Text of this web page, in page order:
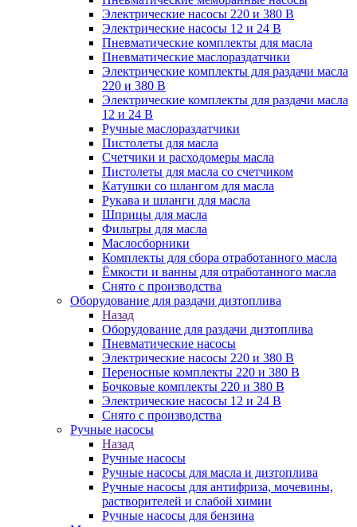
Электрические насосы 220 и 380 В
Электрические насосы 12 и 24 В
Пневматические комплекты для масла
Пневматические маслораздатчики
Электрические комплекты для раздачи масла
220 и 380 В
Электрические комплекты для раздачи масла
12 и 24 В
Ручные маслораздатчики
Пистолеты для масла
Счетчики и расходомеры масла
Пистолеты для масла со счетчиком
Катушки со шлангом для масла
Рукава и шланги для масла
Шприцы для масла
Фильтры для масла
Маслосборники
Комплекты для сбора отработанного масла
Ёмкости и ванны для отработанного масла
Снято с производства
Оборудование для раздачи дизтоплива
Назад
Оборудование для раздачи дизтоплива
Пневматические насосы
Электрические насосы 220 и 380 В
Переносные комплекты 220 и 380 В
Бочковые комплекты 220 и 380 В
Электрические насосы 12 и 24 В
Снято с производства
Ручные насосы
Назад
Ручные насосы
Ручные насосы для масла и дизтоплива
Ручные насосы для антифриза, мочевины,
растворителей и слабой химии
Ручные насосы для бензина